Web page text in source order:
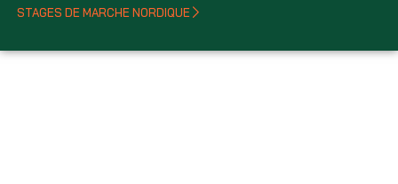
STAGES DE MARCHE NORDIQUE